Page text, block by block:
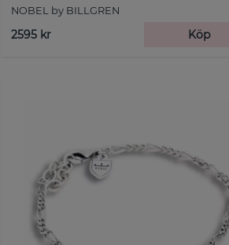
NOBEL by BILLGREN
2595 kr Köp